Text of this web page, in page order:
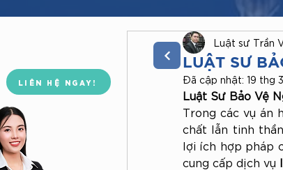
LUẬT SƯ
Luật sư Trần
Đã cập nhật: 19 thg
Luật Sư Bảo Vệ
Trong các vụ án
chất lẫn tinh
lợi ích hợp pháp
cung cấp dịch vụ
LIÊN HỆ NGAY!